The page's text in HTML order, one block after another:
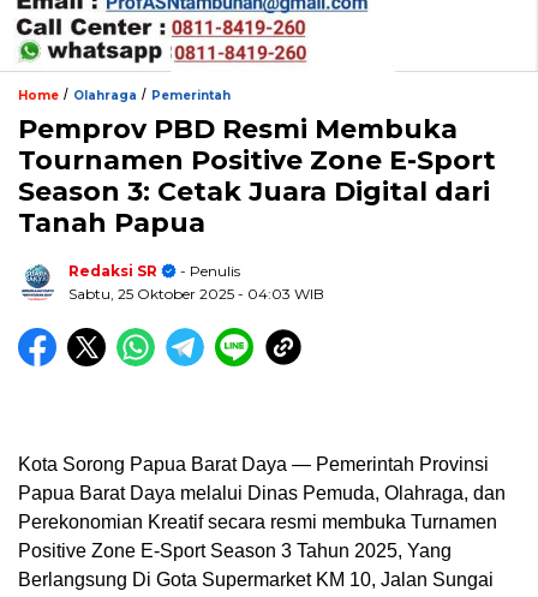
Home / Olahraga / Pemerintah
Pemprov PBD Resmi Membuka
Tournamen Positive Zone E-Sport
Season 3: Cetak Juara Digital dari
Tanah Papua
Redaksi SR
- Penulis
Sabtu, 25 Oktober 2025 - 04:03 WIB
Kota Sorong Papua Barat Daya — Pemerintah Provinsi
Papua Barat Daya melalui Dinas Pemuda, Olahraga, dan
Perekonomian Kreatif secara resmi membuka Turnamen
Positive Zone E-Sport Season 3 Tahun 2025, Yang
Berlangsung Di Gota Supermarket KM 10, Jalan Sungai